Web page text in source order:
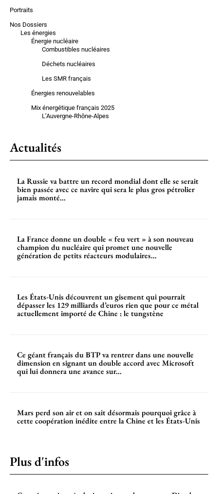
Portraits
Nos Dossiers
Les énergies
Énergie nucléaire
Combustibles nucléaires
Déchets nucléaires
Les SMR français
Énergies renouvelables
Mix énergétique français 2025
L’Auvergne-Rhône-Alpes
Actualités
La Russie va battre un record mondial dont elle se serait
bien passée avec ce navire qui sera le plus gros pétrolier
jamais monté...
La France donne un double « feu vert » à son nouveau
champion du nucléaire qui promet une nouvelle
génération de petits réacteurs modulaires...
Les États-Unis découvrent un gisement qui pourrait
dépasser les 129 milliards d’euros rien que pour ce métal
actuellement importé de Chine : le tungstène
Ce géant français du BTP va rentrer dans une nouvelle
dimension en signant un double accord avec Microsoft
qui lui donnera une avance sur...
Mars perd son air et on sait désormais pourquoi grâce à
cette coopération inédite entre la Chine et les États-Unis
Plus d'infos